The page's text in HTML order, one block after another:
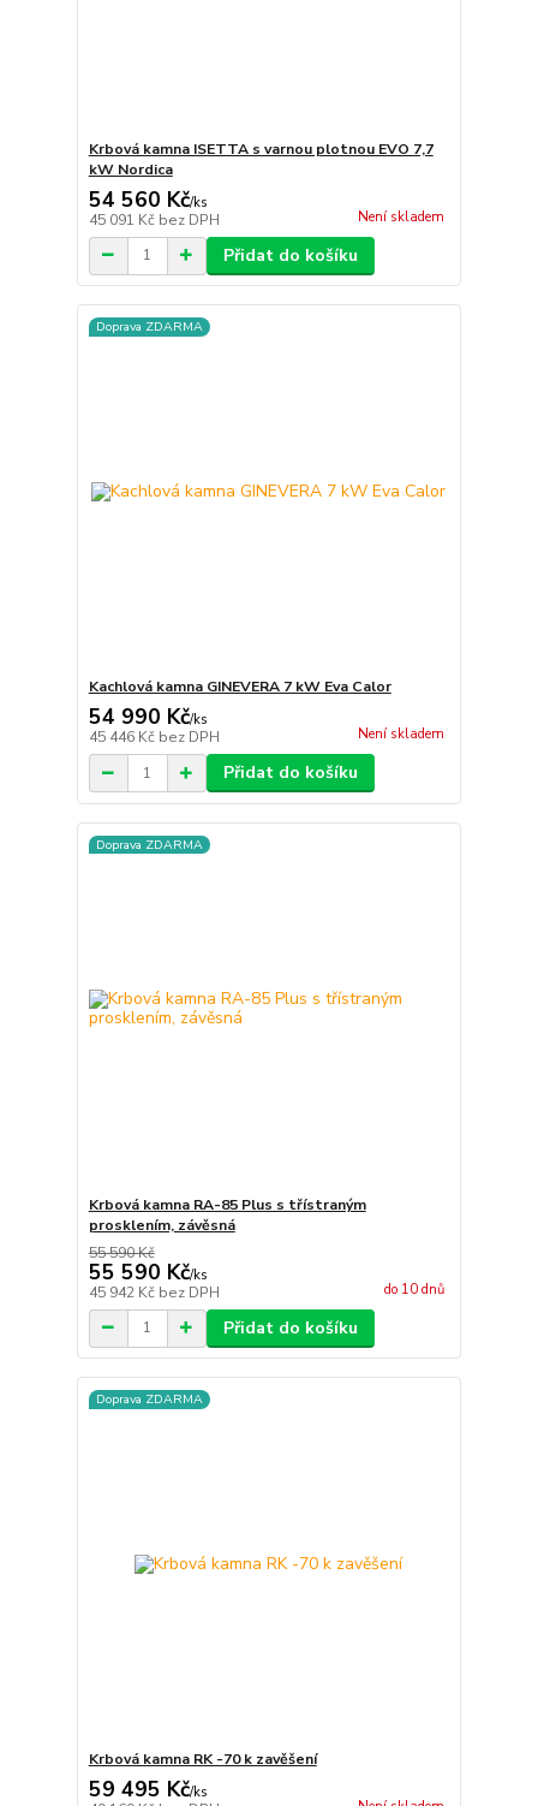
Krbová kamna ISETTA s varnou plotnou EVO 7,7
kW Nordica
54 560 Kč/ks
45 091 Kč bez DPH Není skladem
Přidat do košíku
Doprava ZDARMA
Kachlová kamna GINEVERA 7 kW Eva Calor
54 990 Kč/ks
45 446 Kč bez DPH Není skladem
Přidat do košíku
Doprava ZDARMA
Krbová kamna RA-85 Plus s třístraným
prosklením, závěsná
55 590 Kč
55 590 Kč/ks
45 942 Kč bez DPH do 10 dnů
Přidat do košíku
Doprava ZDARMA
Krbová kamna RK -70 k zavěšení
59 495 Kč/ks